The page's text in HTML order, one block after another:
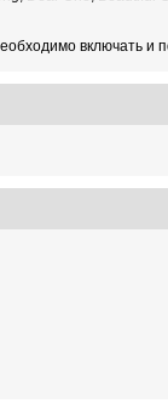
включать